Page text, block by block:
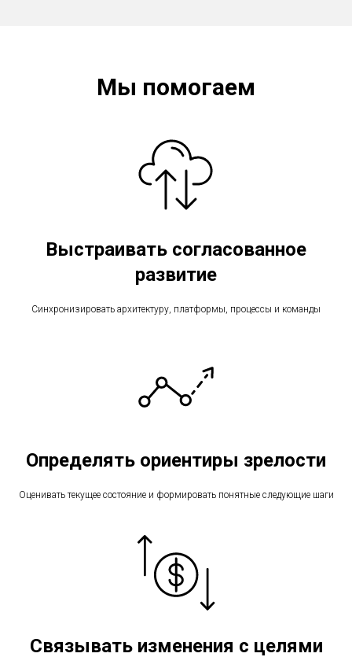
Мы помогаем
Выстраивать согласованное
развитие
Синхронизировать архитектуру, платформы, процессы и команды
Определять ориентиры зрелости
Оценивать текущее состояние и формировать понятные следующие шаги
Связывать изменения с целями